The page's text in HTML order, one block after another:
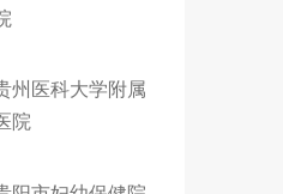
州医科大学附属
院